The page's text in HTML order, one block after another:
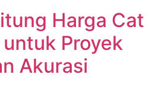
Harga Cat
Proyek
Akurasi